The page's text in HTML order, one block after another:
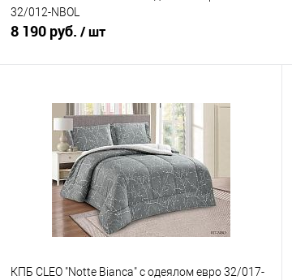
32/012-NBOL
8 190 руб. / шт
Купить в 1 клик
Сравнение
В избранное
В наличии
КПБ CLEO "Notte Bianca" с одеялом евро 32/017-